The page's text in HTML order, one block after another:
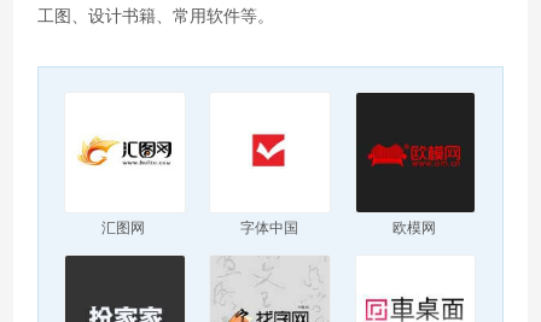
工图、设计书籍、常用软件等。
汇图网 字体中国 欧模网